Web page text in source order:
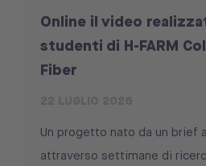
Online il video
studenti di H-FARM
Fiber
Un progetto nato da un brief
attraverso settimane di